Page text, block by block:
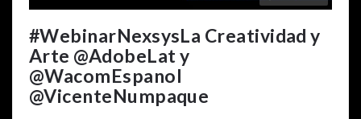
#WebinarNexsysLa Creatividad y
Arte @AdobeLat y
@WacomEspanol
@VicenteNumpaque